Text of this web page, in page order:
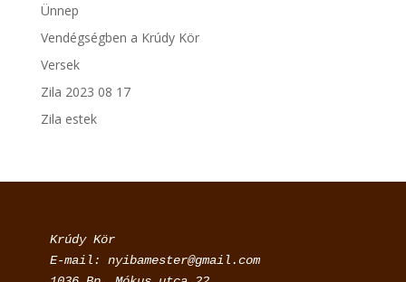
Ünnep
Vendégségben a Krúdy Kör
Versek
Zila 2023 08 17
Zila estek
Krúdy Kör
E-mail: nyibamester@gmail.com